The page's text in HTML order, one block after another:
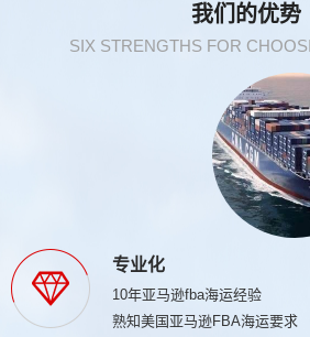
我们的优势
SIX STRENGTHS FOR
专业化
10年亚马逊fba海运经验
熟知美国亚马逊FBA海运要求